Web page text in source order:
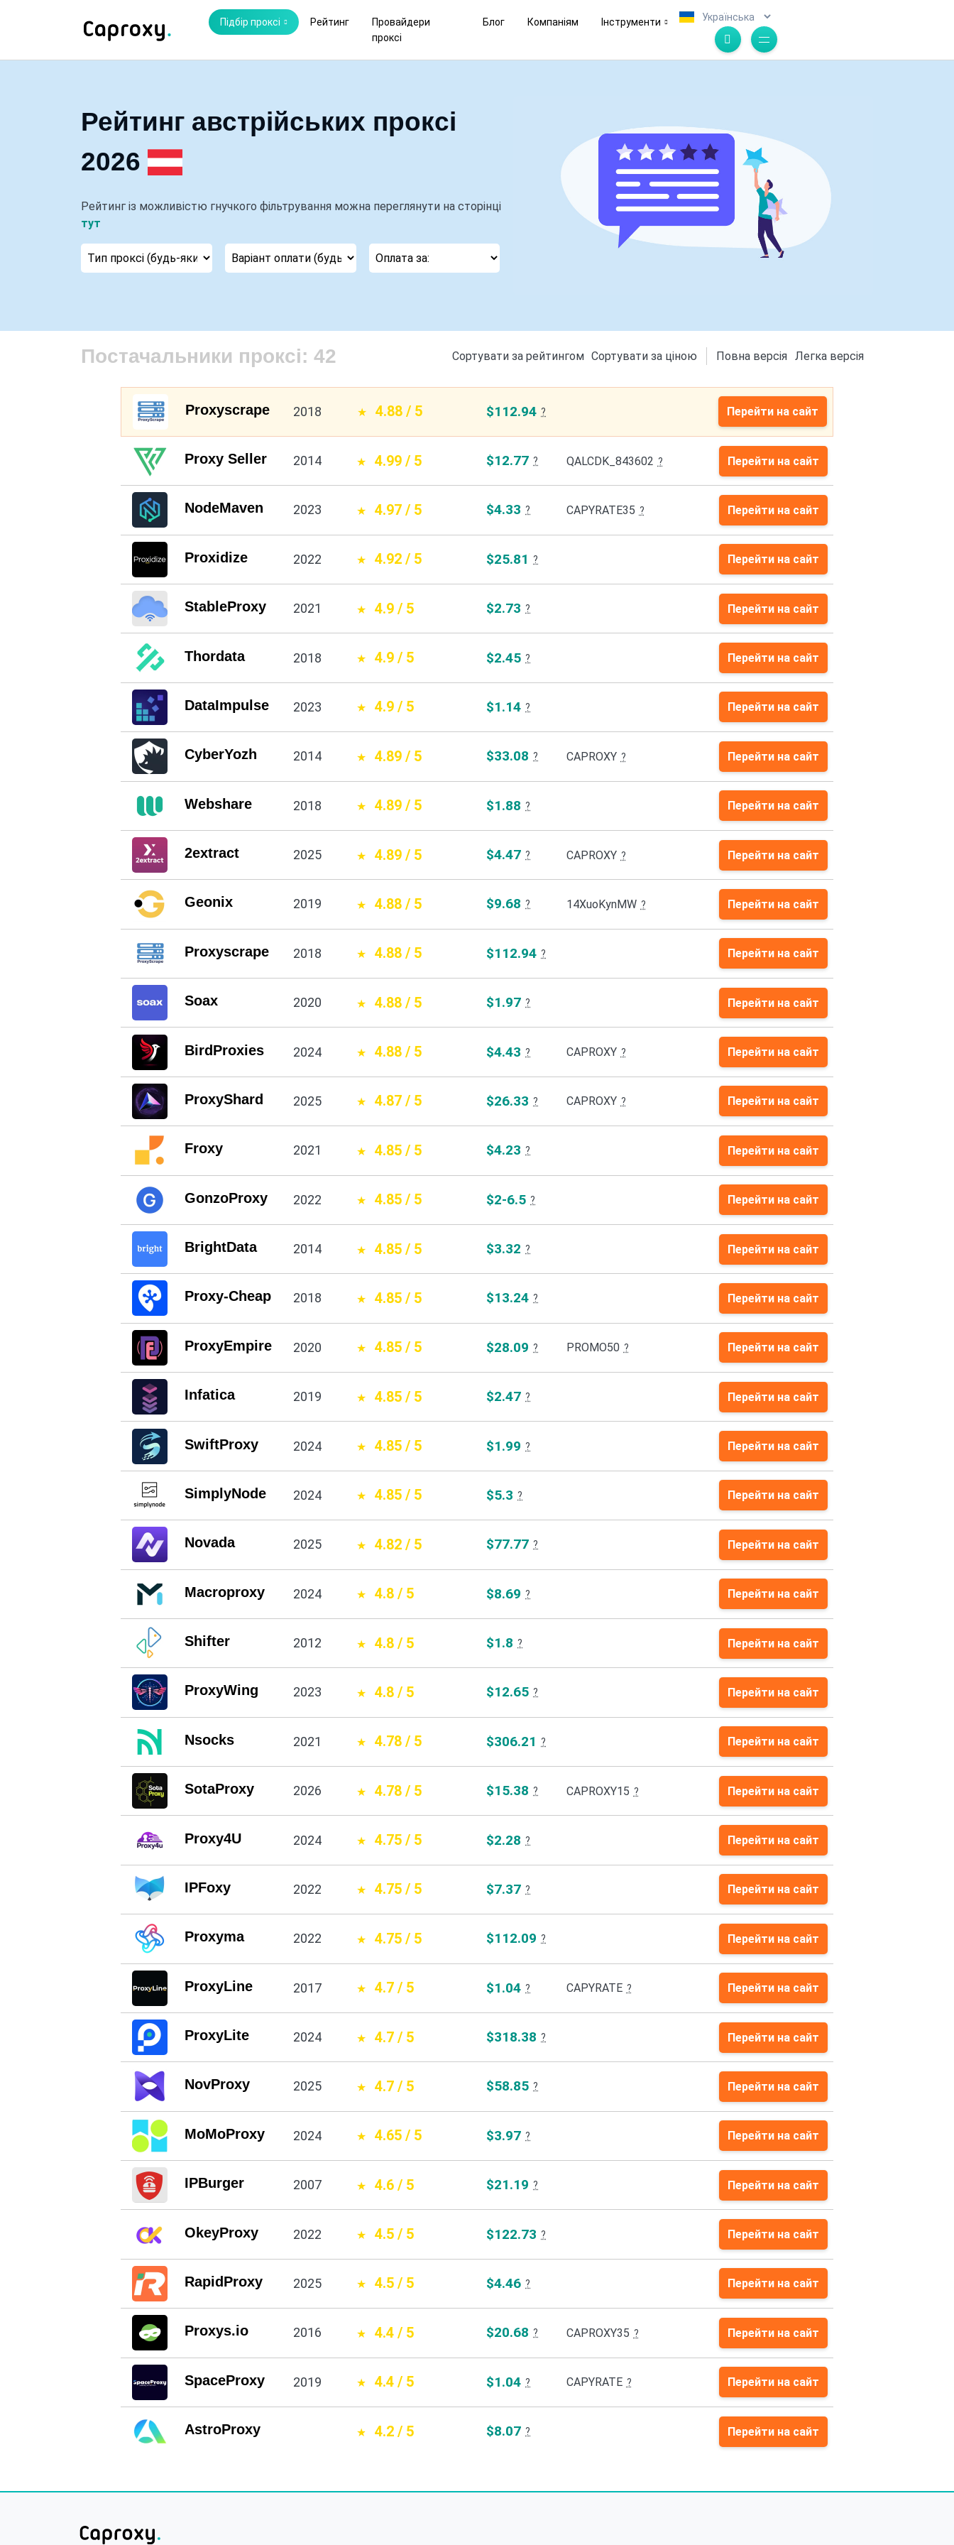
Підбір проксі Рейтинг
Провайдери
проксі
Блог Компаніям Інструменти
Рейтинг австрійських проксі
2026
Рейтинг із можливістю гнучкого фільтрування можна переглянути на сторінці
тут
Постачальники проксі: 42 Сортувати за рейтингом Сортувати за ціною Повна версія Легка версія
Proxyscrape 2018 4.88 / 5 $112.94 ? Перейти на сайт
Proxy Seller 2014 4.99 / 5 $12.77 ? QALCDK_843602 ? Перейти на сайт
NodeMaven 2023 4.97 / 5 $4.33 ? CAPYRATE35 ? Перейти на сайт
Proxidize 2022 4.92 / 5 $25.81 ? Перейти на сайт
StableProxy 2021 4.9 / 5 $2.73 ? Перейти на сайт
Thordata 2018 4.9 / 5 $2.45 ? Перейти на сайт
DataImpulse 2023 4.9 / 5 $1.14 ? Перейти на сайт
CyberYozh 2014 4.89 / 5 $33.08 ? CAPROXY ? Перейти на сайт
Webshare 2018 4.89 / 5 $1.88 ? Перейти на сайт
2extract 2025 4.89 / 5 $4.47 ? CAPROXY ? Перейти на сайт
Geonix 2019 4.88 / 5 $9.68 ? 14XuoKynMW ? Перейти на сайт
Proxyscrape 2018 4.88 / 5 $112.94 ? Перейти на сайт
Soax 2020 4.88 / 5 $1.97 ? Перейти на сайт
BirdProxies 2024 4.88 / 5 $4.43 ? CAPROXY ? Перейти на сайт
ProxyShard 2025 4.87 / 5 $26.33 ? CAPROXY ? Перейти на сайт
Froxy 2021 4.85 / 5 $4.23 ? Перейти на сайт
GonzoProxy 2022 4.85 / 5 $2-6.5 ? Перейти на сайт
BrightData 2014 4.85 / 5 $3.32 ? Перейти на сайт
Proxy-Cheap 2018 4.85 / 5 $13.24 ? Перейти на сайт
ProxyEmpire 2020 4.85 / 5 $28.09 ? PROMO50 ? Перейти на сайт
Infatica 2019 4.85 / 5 $2.47 ? Перейти на сайт
SwiftProxy 2024 4.85 / 5 $1.99 ? Перейти на сайт
SimplyNode 2024 4.85 / 5 $5.3 ? Перейти на сайт
Novada 2025 4.82 / 5 $77.77 ? Перейти на сайт
Macroproxy 2024 4.8 / 5 $8.69 ? Перейти на сайт
Shifter 2012 4.8 / 5 $1.8 ? Перейти на сайт
ProxyWing 2023 4.8 / 5 $12.65 ? Перейти на сайт
Nsocks 2021 4.78 / 5 $306.21 ? Перейти на сайт
SotaProxy 2026 4.78 / 5 $15.38 ? CAPROXY15 ? Перейти на сайт
Proxy4U 2024 4.75 / 5 $2.28 ? Перейти на сайт
IPFoxy 2022 4.75 / 5 $7.37 ? Перейти на сайт
Proxyma 2022 4.75 / 5 $112.09 ? Перейти на сайт
ProxyLine 2017 4.7 / 5 $1.04 ? CAPYRATE ? Перейти на сайт
ProxyLite 2024 4.7 / 5 $318.38 ? Перейти на сайт
NovProxy 2025 4.7 / 5 $58.85 ? Перейти на сайт
MoMoProxy 2024 4.65 / 5 $3.97 ? Перейти на сайт
IPBurger 2007 4.6 / 5 $21.19 ? Перейти на сайт
OkeyProxy 2022 4.5 / 5 $122.73 ? Перейти на сайт
RapidProxy 2025 4.5 / 5 $4.46 ? Перейти на сайт
Proxys.io 2016 4.4 / 5 $20.68 ? CAPROXY35 ? Перейти на сайт
SpaceProxy 2019 4.4 / 5 $1.04 ? CAPYRATE ? Перейти на сайт
AstroProxy 4.2 / 5 $8.07 ? Перейти на сайт